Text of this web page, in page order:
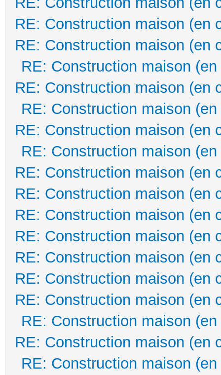
RE: Construction maison (en
RE: Construction maison (en
RE: Construction maison
RE: Construction maison (en
RE: Construction maison
RE: Construction maison (en
RE: Construction maison
RE: Construction maison (en
RE: Construction maison (en
RE: Construction maison (en
RE: Construction maison (en
RE: Construction maison (en
RE: Construction maison (en
RE: Construction maison (en
RE: Construction maison
RE: Construction maison (en
RE: Construction maison